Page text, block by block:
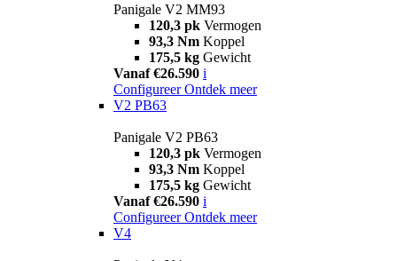
Panigale V2 MM93
120,3 pk Vermogen
93,3 Nm Koppel
175,5 kg Gewicht
Vanaf €26.590 i
Configureer Ontdek meer
V2 PB63
Panigale V2 PB63
120,3 pk Vermogen
93,3 Nm Koppel
175,5 kg Gewicht
Vanaf €26.590 i
Configureer Ontdek meer
V4